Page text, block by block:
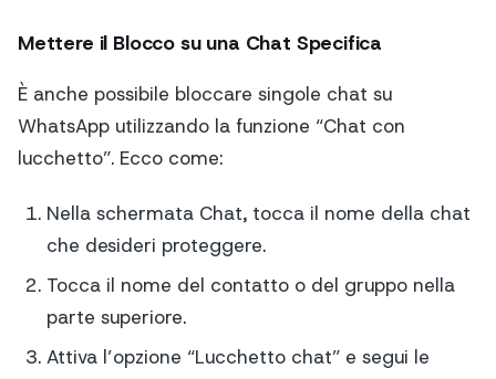
Mettere il Blocco su una Chat Specifica
È anche possibile bloccare singole chat su
WhatsApp utilizzando la funzione “Chat con
lucchetto”. Ecco come:
Nella schermata Chat, tocca il nome della chat
che desideri proteggere.
Tocca il nome del contatto o del gruppo nella
parte superiore.
Attiva l’opzione “Lucchetto chat” e segui le